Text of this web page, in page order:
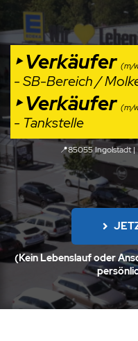
‣ Verkäufer (m/
- SB-Bereich /
‣ Verkäufer (m/
- Tankstelle
📍85055 Ingolstadt
(Kein Lebenslauf oder